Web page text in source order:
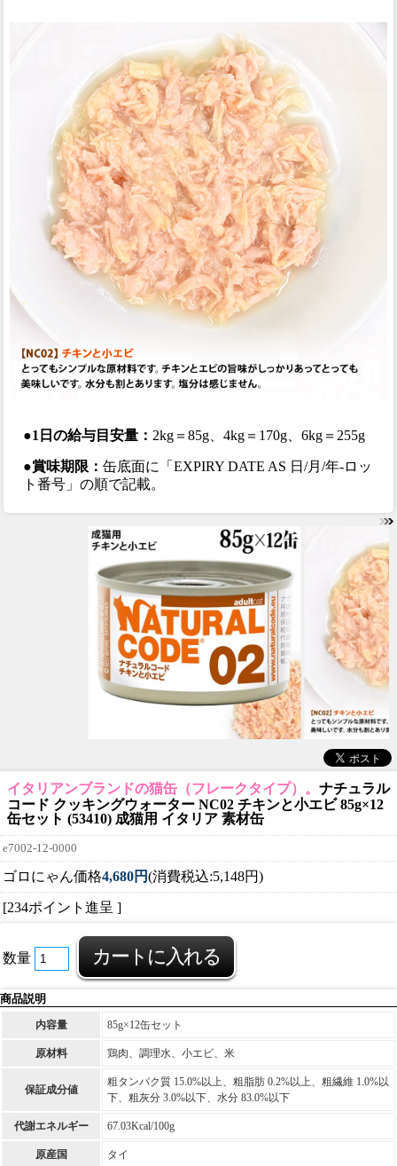
●1日の給与目安量： 2kg＝85g、4kg＝170g、6kg＝255g
●賞味期限：缶底面に「EXPIRY DATE AS 日/月/年-ロッ
ト番号」の順で記載。
イタリアンブランドの猫缶（フレークタイプ）。 ナチュラル
コード クッキングウォーター NC02 チキンと小エビ 85g×12
缶セット (53410) 成猫用 イタリア 素材缶
e7002-12-0000
ゴロにゃん価格4,680円(消費税込:5,148円)
[234ポイント進呈 ]
数量
商品説明
内容量 85g×12缶セット
原材料 鶏肉、調理水、小エビ、米
保証成分値
粗タンパク質 15.0%以上、粗脂肪 0.2%以上、粗繊維 1.0%以
下、粗灰分 3.0%以下、水分 83.0%以下
代謝エネルギー 67.03Kcal/100g
原産国 タイ